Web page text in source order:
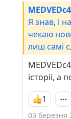
MEDVEDc4
Я знав, і
чекаю
лиш самі
жізні?! 😂
історіі, а
1
03 березня